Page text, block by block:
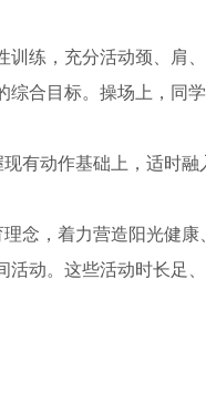
练，充分活动颈、肩
合目标。操场上，同
有动作基础上，适时
念，着力营造阳光健
动。这些活动时长足